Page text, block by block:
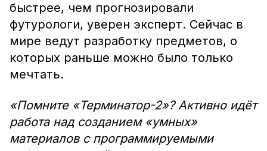
быстрее, чем прогнозировали
футурологи, уверен эксперт. Сейчас в
мире ведут разработку предметов, о
которых раньше можно было только
мечтать.
«Помните «Терминатор-2»? Активно идёт
работа над созданием «умных»
материалов с программируемыми